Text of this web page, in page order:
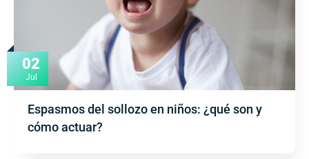
02
Jul
Espasmos del sollozo en niños: ¿qué son y
cómo actuar?